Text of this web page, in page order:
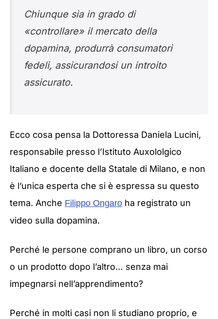
Chiunque sia in grado di
«controllare» il mercato della
dopamina, produrrà consumatori
fedeli, assicurandosi un introito
assicurato.
Ecco cosa pensa la Dottoressa Daniela Lucini,
responsabile presso l’Istituto Auxololgico
Italiano e docente della Statale di Milano, e non
è l’unica esperta che si è espressa su questo
tema. Anche Filippo Ongaro ha registrato un
video sulla dopamina.
Perché le persone comprano un libro, un corso
o un prodotto dopo l’altro… senza mai
impegnarsi nell’apprendimento?
Perché in molti casi non li studiano proprio, e